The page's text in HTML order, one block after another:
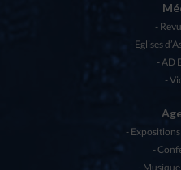
Eglises
AD